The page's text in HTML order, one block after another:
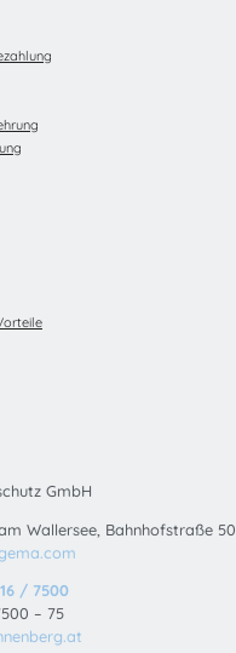
GmbH
Wallersee, Bahnhofstraße 50
/ 7500
– 75